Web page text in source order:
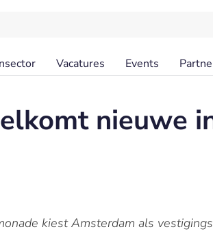
Vacatures Events
nieuwe
kiest Amsterdam als